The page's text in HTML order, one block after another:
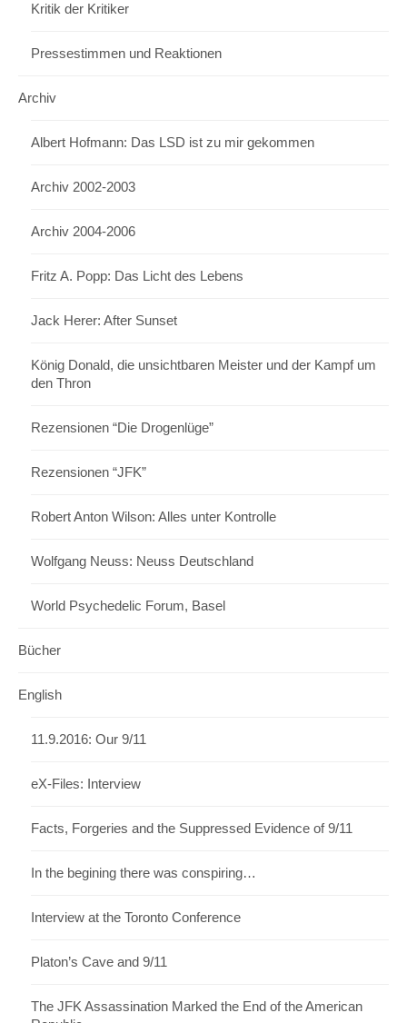
Kritik der Kritiker
Pressestimmen und Reaktionen
Archiv
Albert Hofmann: Das LSD ist zu mir gekommen
Archiv 2002-2003
Archiv 2004-2006
Fritz A. Popp: Das Licht des Lebens
Jack Herer: After Sunset
König Donald, die unsichtbaren Meister und der Kampf um
den Thron
Rezensionen “Die Drogenlüge”
Rezensionen “JFK”
Robert Anton Wilson: Alles unter Kontrolle
Wolfgang Neuss: Neuss Deutschland
World Psychedelic Forum, Basel
Bücher
English
11.9.2016: Our 9/11
eX-Files: Interview
Facts, Forgeries and the Suppressed Evidence of 9/11
In the begining there was conspiring…
Interview at the Toronto Conference
Platon’s Cave and 9/11
The JFK Assassination Marked the End of the American